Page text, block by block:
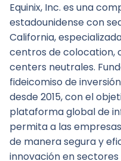
Equinix, Inc. es una
estadounidense con
California,
centros de colocation,
centers neutrales.
fideicomiso de
desde 2015, con el
plataforma global de
permita a las
de manera segura y
innovación en